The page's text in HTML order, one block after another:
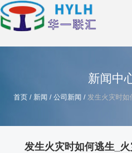
新闻中
首页 / 新闻 / 公司新闻 / 发生火灾时如
发生火灾时如何逃生_